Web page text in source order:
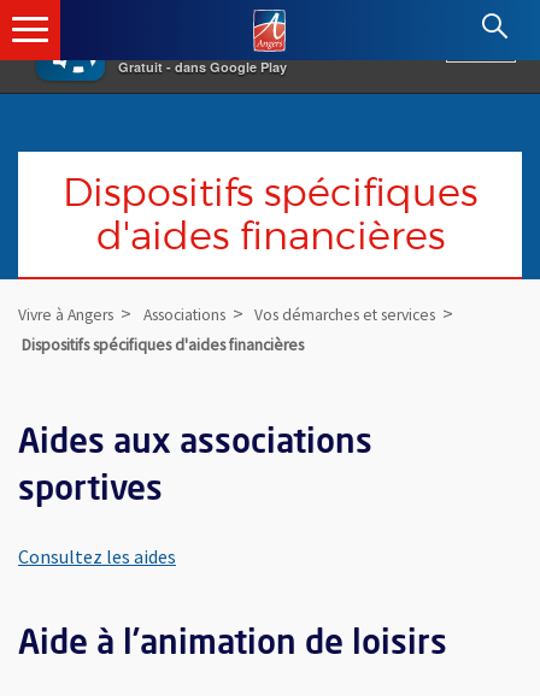
×
Gratuit - dans Google Play
Angers.fr : Retour à l'accueil
Dispositifs spécifiques
d'aides financières
Vivre à Angers Associations
Vos démarches et services
Dispositifs spécifiques d'aides financières
Aides aux associations
sportives
Consultez les aides
Aide à l’animation de loisirs